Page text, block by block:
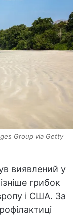
Group via Getty
виявлений у
грибок
і США. За